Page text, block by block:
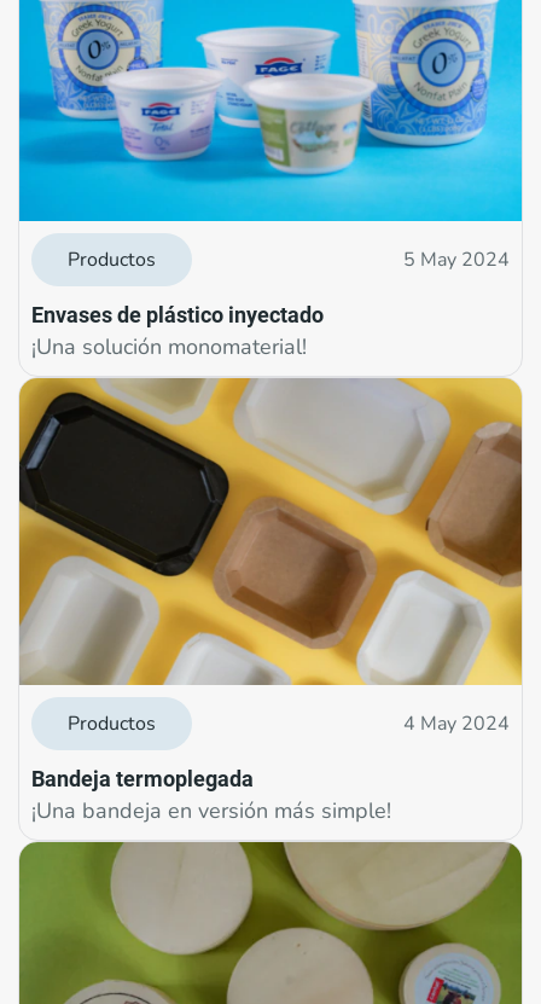
Productos 5 May 2024
Envases de plástico inyectado
¡Una solución monomaterial!
Productos 4 May 2024
Bandeja termoplegada
¡Una bandeja en versión más simple!